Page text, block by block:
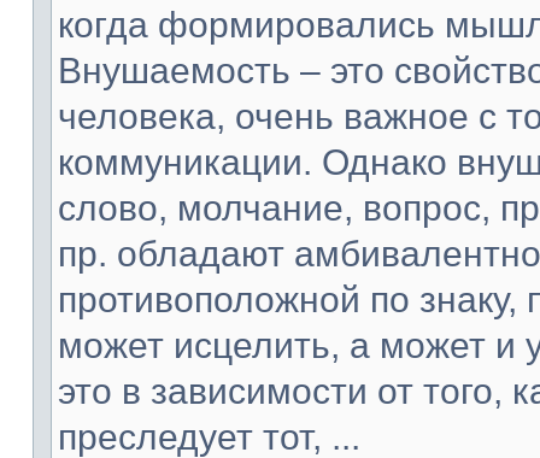
когда формировались
Внушаемость – это
человека, очень важное с
коммуникации. Однако
слово, молчание, вопрос,
пр. обладают
противоположной по
может исцелить, а может и
это в зависимости от того,
преследует тот, ...